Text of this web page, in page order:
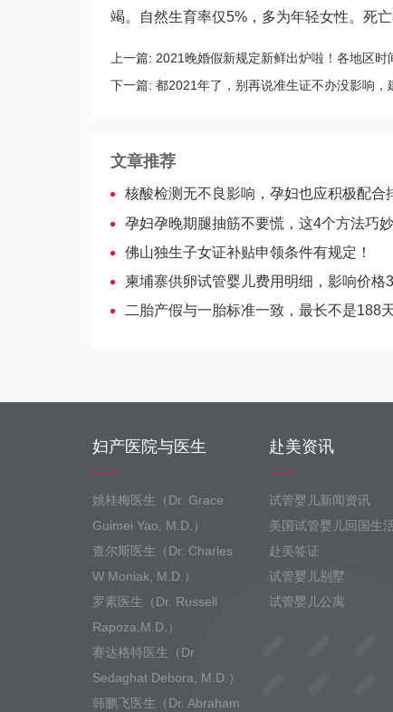
竭。自然生育率仅5%，多为年轻女性。死
上一篇: 2021晚婚假新规定新鲜出炉啦！各地区时
下一篇: 都2021年了，别再说准生证不办没影响，
文章推荐
核酸检测无不良影响，孕妇也应积极配合
孕妇孕晚期腿抽筋不要慌，这4个方法巧妙应对-吉尔吉斯
佛山独生子女证补贴申领条件有规定！
柬埔寨供卵试管婴儿费用明细，影响价格
二胎产假与一胎标准一致，最长不是188天而
妇产医院与医生
姚桂梅医生（Dr. Grace
Guimei Yao, M.D.）
查尔斯医生（Dr. Charles
W Moniak, M.D.）
罗素医生（Dr. Russell
Rapoza,M.D.）
赛达格特医生（Dr.
Sedaghat Debora, M.D.）
韩鹏飞医生（Dr. Abraham
赴美资讯
试管婴儿新闻资讯
美国试管婴儿回国生
赴美签证
试管婴儿别墅
试管婴儿公寓